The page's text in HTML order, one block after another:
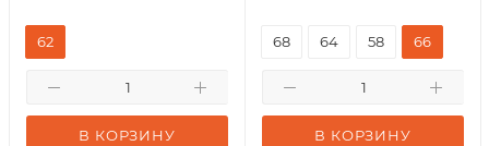
В КОРЗИНУ
62
В КОРЗИНУ
68 64 58 66